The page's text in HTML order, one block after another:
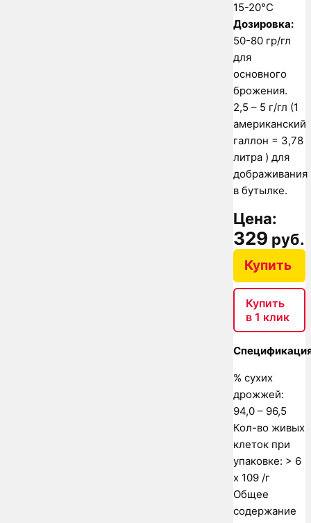
15-20°C
Дозировка:
50-80 гр/гл
для
основного
брожения.
2,5 – 5 г/гл (1
американский
галлон = 3,78
литра ) для
дображивания
в бутылке.
Цена:
329 руб.
Купить
Купить
в 1 клик
% сухих
дрожжей:
94,0 – 96,5
Кол-во живых
клеток при
упаковке: > 6
x 109 /г
Общее
содержание